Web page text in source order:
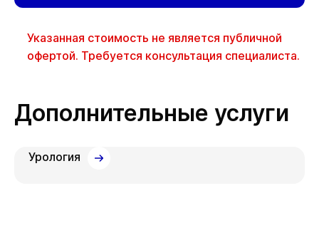
Указанная стоимость не является публичной
офертой. Требуется консультация специалиста.
Дополнительные услуги
Урология